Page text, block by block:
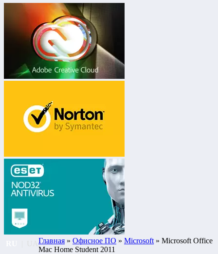
Главная » Офисное ПО » Microsoft » Microsoft Office
Mac Home Student 2011